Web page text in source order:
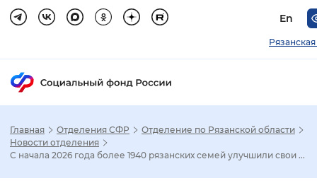
En
Настройка режима отображения
Главная Отделения СФР
Отделение по Рязанской области
Новости отделения
С начала 2026 года более 1940 рязанских семей улучшили свои ...